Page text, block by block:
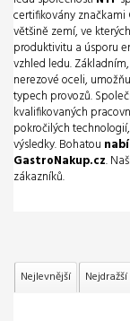
certifikovány značkami
většině zemí, ve
produktivitu a úsporu
vzhled ledu.
nerezové oceli,
typech provozů.
kvalifikovaných
pokročilých
výsledky. Bohatou
GastroNakup.cz.
zákazníků.
Nejlevnější Nejdražší